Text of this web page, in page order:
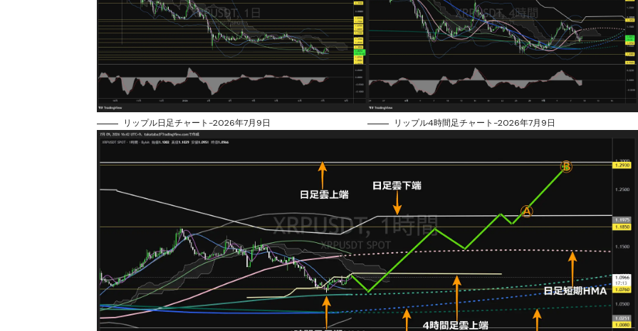
リップル日足チャート-2026年7月9日 リップル4時間足チャート-2026年7月9日